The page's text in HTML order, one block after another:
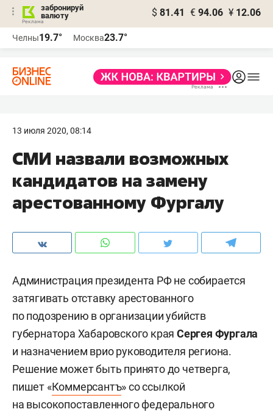
забронируй
валюту
$ 81.41 € 94.06 ¥ 12.06
Челны19.7° Москва23.7°
13 июля 2020, 08:14
СМИ назвали возможных
кандидатов на замену
арестованному Фургалу
Администрация президента РФ не собирается
затягивать отставку арестованного
по подозрению в организации убийств
губернатора Хабаровского краяСергея Фургала
и назначением врио руководителя региона.
Решение может быть принято до четверга,
пишет «Коммерсантъ» со ссылкой
на высокопоставленного федерального